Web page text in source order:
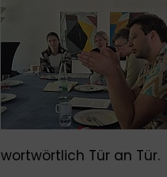
wortwörtlich Tür an Tür.